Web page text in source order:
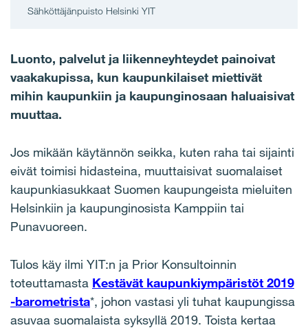
Sähköttäjänpuisto Helsinki YIT
Luonto, palvelut ja liikenneyhteydet painoivat
vaakakupissa, kun kaupunkilaiset miettivät
mihin kaupunkiin ja kaupunginosaan haluaisivat
muuttaa.
Jos mikään käytännön seikka, kuten raha tai sijainti
eivät toimisi hidasteina, muuttaisivat suomalaiset
kaupunkiasukkaat Suomen kaupungeista mieluiten
Helsinkiin ja kaupunginosista Kamppiin tai
Punavuoreen.
Tulos käy ilmi YIT:n ja Prior Konsultoinnin
toteuttamasta Kestävät kaupunkiympäristöt 2019
-barometrista*, johon vastasi yli tuhat kaupungissa
asuvaa suomalaista syksyllä 2019. Toista kertaa